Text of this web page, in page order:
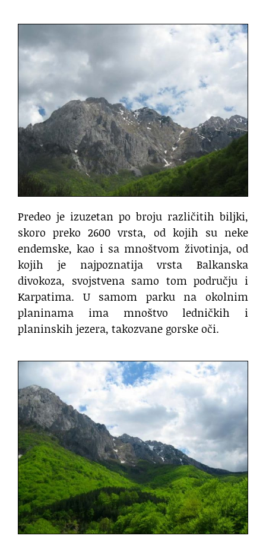
Predeo je izuzetan po broju različitih biljki,
skoro preko 2600 vrsta, od kojih su neke
endemske, kao i sa mnoštvom životinja, od
kojih je najpoznatija vrsta Balkanska
divokoza, svojstvena samo tom području i
Karpatima. U samom parku na okolnim
planinama ima mnoštvo ledničkih i
planinskih jezera, takozvane gorske oči.